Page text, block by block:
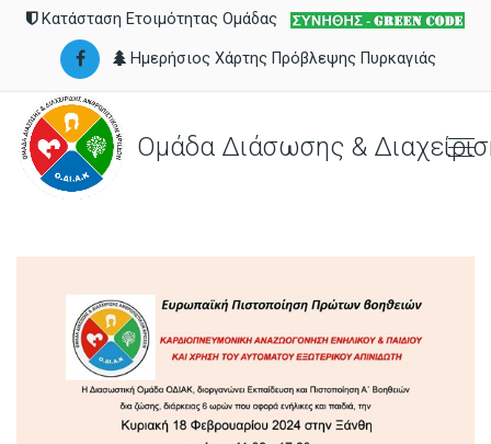
Κατάσταση Ετοιμότητας Ομάδας
Ημερήσιος Χάρτης Πρόβλεψης Πυρκαγιάς
Ομάδα Διάσωσης &